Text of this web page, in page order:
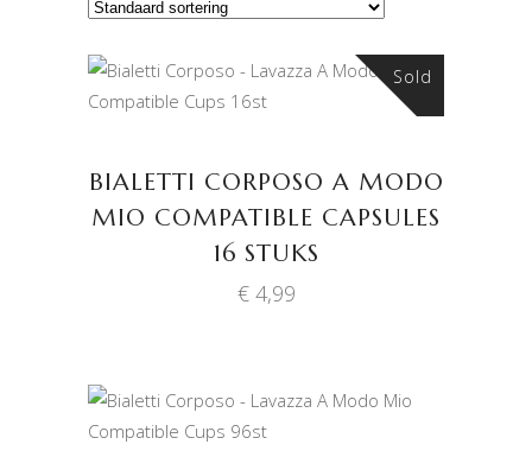
Sold
LEES VERDER
BIALETTI CORPOSO A MODO
MIO COMPATIBLE CAPSULES
16 STUKS
€4,99
TOEVOEGEN AAN
WINKELWAGEN